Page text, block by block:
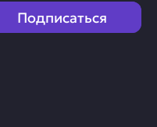
Подписаться